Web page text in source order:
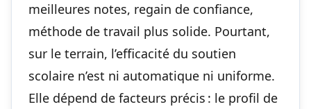
meilleures notes, regain de confiance,
méthode de travail plus solide. Pourtant,
sur le terrain, l’efficacité du soutien
scolaire n’est ni automatique ni uniforme.
Elle dépend de facteurs précis : le profil de